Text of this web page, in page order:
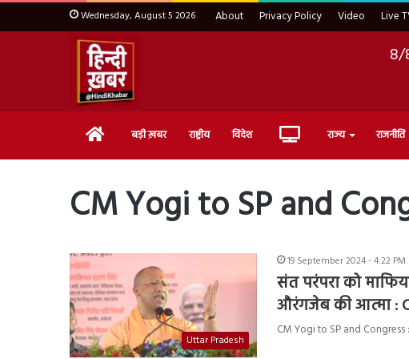
Wednesday, August 5 2026 About Privacy Policy Video Live
8/
Home बड़ी ख़बर राष्ट्रीय विदेश Live राज्य राजनीति
CM Yogi to SP and
Uttar Pradesh
19 September 2024 - 4:22 PM
संत परंपरा को
औरंगजेब की आत्मा :
CM Yogi to SP and Congress